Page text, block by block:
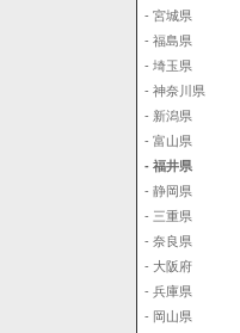
- 宮城県
- 福島県
- 埼玉県
- 神奈川県
- 新潟県
- 富山県
- 福井県
- 静岡県
- 三重県
- 奈良県
- 大阪府
- 兵庫県
- 岡山県